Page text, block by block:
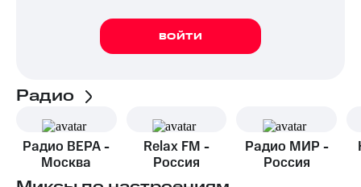
ВОЙТИ
Радио
Радио ВЕРА -
Москва
Relax FM -
Россия
Радио МИР -
Россия